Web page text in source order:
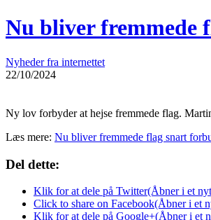
Nu bliver fremmede
Nyheder fra internettet
22/10/2024
Ny lov forbyder at hejse fremmede flag.
Læs mere: Nu bliver fremmede flag snart
Del dette:
Klik for at dele på Twitter(Åbner i et
Click to share on Facebook(Åbner i et
Klik for at dele på Google+(Åbner i et